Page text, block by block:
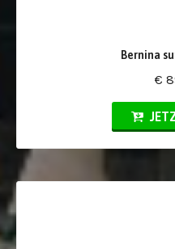
Bernina
€